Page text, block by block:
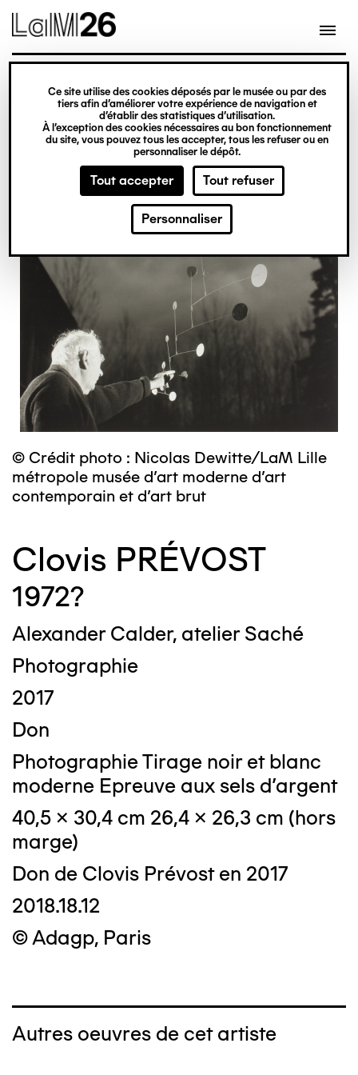
Gestion des cookies
Ce site utilise des cookies déposés par le musée ou par des
tiers afin d’améliorer votre expérience de navigation et
d’établir des statistiques d’utilisation.
À l’exception des cookies nécessaires au bon fonctionnement
du site, vous pouvez tous les accepter, tous les refuser ou en
personnaliser le dépôt.
Tout accepter Tout refuser
Personnaliser
contenu
© Crédit photo : Nicolas Dewitte/LaM Lille
métropole musée d’art moderne d’art
contemporain et d’art brut
Clovis PRÉVOST
1972?
Alexander Calder, atelier Saché
Photographie
2017
Don
Photographie Tirage noir et blanc
moderne Epreuve aux sels d'argent
40,5 x 30,4 cm 26,4 x 26,3 cm (hors
marge)
Don de Clovis Prévost en 2017
2018.18.12
© Adagp, Paris
Autres oeuvres de cet artiste